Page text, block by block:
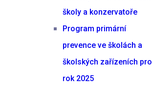
školy a konzervatoře
Program primární
prevence ve školách a
školských zařízeních pro
rok 2025